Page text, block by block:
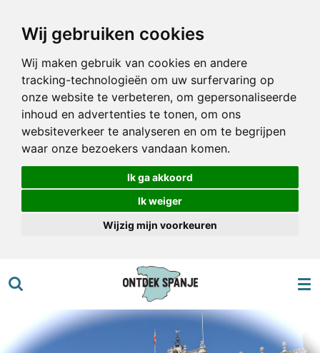
Wij gebruiken cookies
Wij maken gebruik van cookies en andere
tracking-technologieën om uw surfervaring op
onze website te verbeteren, om gepersonaliseerde
inhoud en advertenties te tonen, om ons
websiteverkeer te analyseren en om te begrijpen
waar onze bezoekers vandaan komen.
Ik ga akkoord
Ik weiger
Wijzig mijn voorkeuren
direct
hoofdinhoud